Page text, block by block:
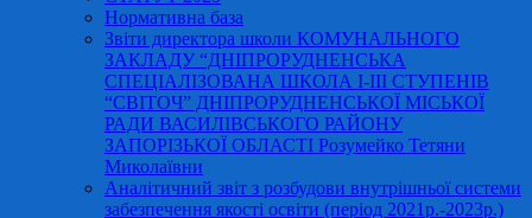
Нормативна база
Звіти директора школи КОМУНАЛЬНОГО
ЗАКЛАДУ “ДНІПРОРУДНЕНСЬКА
СПЕЦІАЛІЗОВАНА ШКОЛА І-ІІІ СТУПЕНІВ
“СВІТОЧ” ДНІПРОРУДНЕНСЬКОЇ МІСЬКОЇ
РАДИ ВАСИЛІВСЬКОГО РАЙОНУ
ЗАПОРІЗЬКОЇ ОБЛАСТІ Розумейко Тетяни
Миколаївни
Аналітичний звіт з розбудови внутрішньої системи
забезпечення якості освіти (період 2021р.-2023р.)